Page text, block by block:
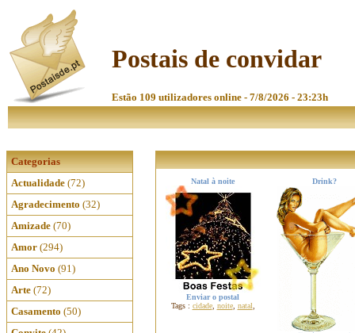
Postais de convidar
Estão 109 utilizadores online - 7/8/2026 - 23:23h
Categorias
Actualidade (72)
Agradecimento (32)
Amizade (70)
Amor (294)
Ano Novo (91)
Arte (72)
Casamento (50)
Natal à noite
Enviar o postal
Tags : cidade, noite, natal
Drink?